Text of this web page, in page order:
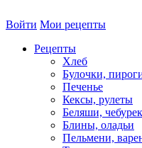
Войти Мои рецепты
Рецепты
Хлеб
Булочки,
Печенье
Кексы, рулеты
Беляши,
Блины, оладьи
Пельмени,